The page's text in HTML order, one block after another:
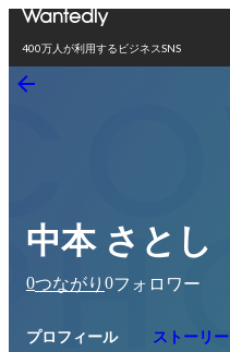
400万人が利用するビジネスSNS
中本 さとし
0つながり 0フォロワー
プロフィール ストーリー